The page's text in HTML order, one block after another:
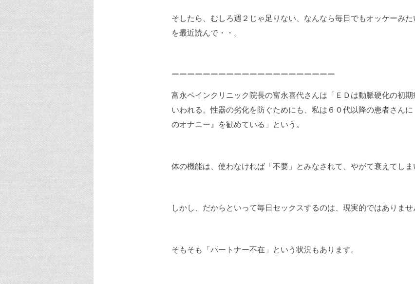
そしたら、むしろ週２じゃ足りない、なんなら毎日でもオッケーみ
を最近読んで・・。
ーーーーーーーーーーーーーーーーーーーーー
富永ペインクリニック院長の富永喜代さんは「ＥＤは動脈硬化の初期
いわれる。性器の劣化を防ぐためにも、私は６０代以降の患者さんに
のオナニー』を勧めている」という。
体の機能は、使わなければ「不要」とみなされて、やがて衰えてしま
しかし、だからといって毎日セックスするのは、現実的ではありませ
そもそも「パートナー不在」という状況もあります。